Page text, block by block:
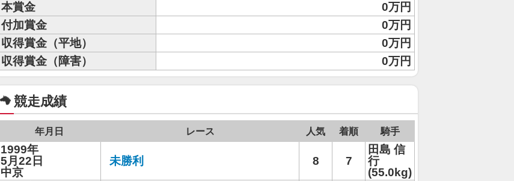
本賞金
0万円
付加賞金
0万円
収得賞金（平地）
0万円
収得賞金（障害）
0万円
競走成績
年月日 レース 人気 着順 騎手
1999年
5月22日
中京
未勝利 8 7
田島 信
行
(55.0kg)